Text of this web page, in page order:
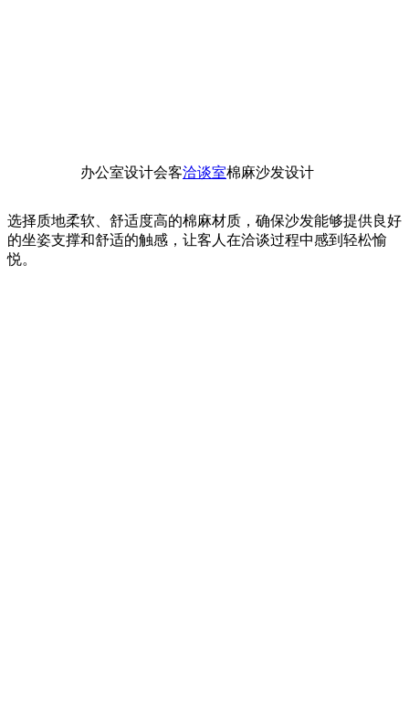
办公室设计会客洽谈室棉麻沙发设计
选择质地柔软、舒适度高的棉麻材质，确保沙发能够提供良好
的坐姿支撑和舒适的触感，让客人在洽谈过程中感到轻松愉
悦。